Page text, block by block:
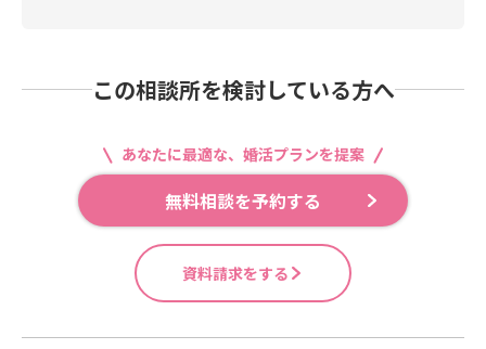
この相談所を検討している方へ
あなたに最適な、婚活プランを提案
無料相談を予約する
資料請求をする